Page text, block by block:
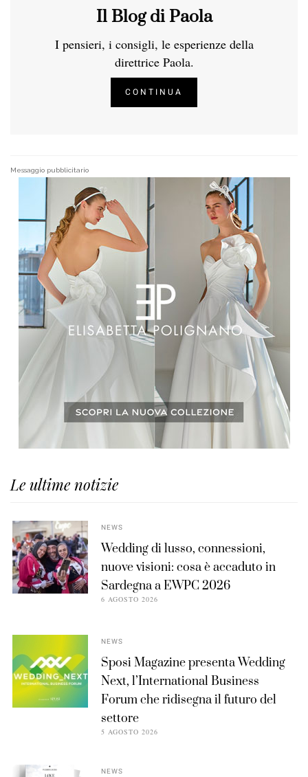
Il Blog di Paola
I pensieri, i consigli, le esperienze della
direttrice Paola.
CONTINUA
Messaggio pubblicitario
Le ultime notizie
NEWS
Wedding di lusso, connessioni,
nuove visioni: cosa è accaduto in
Sardegna a EWPC 2026
6 AGOSTO 2026
NEWS
Sposi Magazine presenta Wedding
Next, l’International Business
Forum che ridisegna il futuro del
settore
5 AGOSTO 2026
NEWS